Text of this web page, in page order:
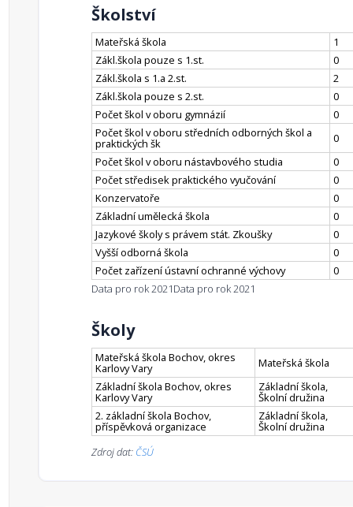
Školství
Mateřská škola
1
Zákl.škola pouze s 1.st.
0
Zákl.škola s 1.a 2.st.
2
Zákl.škola pouze s 2.st.
0
Počet škol v oboru gymnázií
0
Počet škol v oboru středních odborných škol a
praktických šk
0
Počet škol v oboru nástavbového studia
0
Počet středisek praktického vyučování
0
Konzervatoře
0
Základní umělecká škola
0
Jazykové školy s právem stát. Zkoušky
0
Vyšší odborná škola
0
Počet zařízení ústavní ochranné výchovy
0
Data pro rok 2021Data pro rok 2021
Školy
Mateřská škola Bochov, okres
Karlovy Vary
Mateřská škola
Základní škola Bochov, okres
Karlovy Vary
Základní škola,
Školní družina
2. základní škola Bochov,
příspěvková organizace
Základní škola,
Školní družina
Zdroj dat: ČSÚ